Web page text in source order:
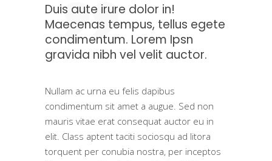
Duis aute irure dolor in!
Maecenas tempus, tellus egete
condimentum. Lorem Ipsn
gravida nibh vel velit auctor.
Nullam ac urna eu felis dapibus
condimentum sit amet a augue. Sed non
mauris vitae erat consequat auctor eu in
elit. Class aptent taciti sociosqu ad litora
torquent per conubia nostra, per inceptos